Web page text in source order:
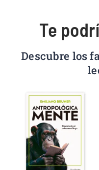
Te
Descubre los